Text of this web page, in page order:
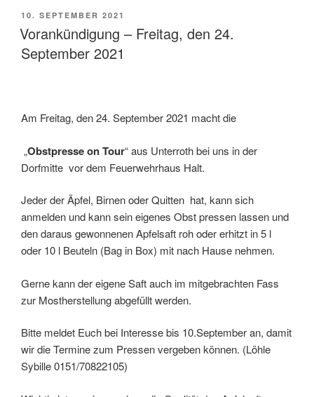
VERÖFFENTLICHT
AM
10. SEPTEMBER 2021
Vorankündigung – Freitag, den 24.
September 2021
Am Freitag, den 24. September 2021 macht die
„Obstpresse on Tour“ aus Unterroth bei uns in der
Dorfmitte vor dem Feuerwehrhaus Halt.
Jeder der Äpfel, Birnen oder Quitten hat, kann sich
anmelden und kann sein eigenes Obst pressen lassen und
den daraus gewonnenen Apfelsaft roh oder erhitzt in 5 l
oder 10 l Beuteln (Bag in Box) mit nach Hause nehmen.
Gerne kann der eigene Saft auch im mitgebrachten Fass
zur Mostherstellung abgefüllt werden.
Bitte meldet Euch bei Interesse bis 10.September an, damit
wir die Termine zum Pressen vergeben können. (Löhle
Sybille 0151/70822105)